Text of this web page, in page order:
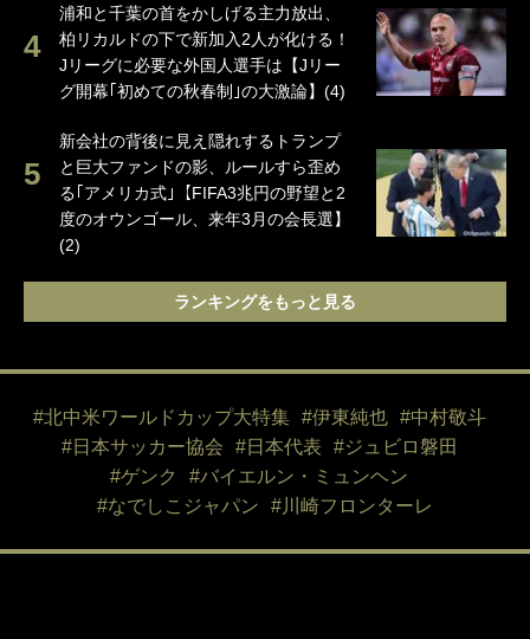
浦和と千葉の首をかしげる主力放出、
柏リカルドの下で新加入2人が化ける！
Jリーグに必要な外国人選手は【Jリー
グ開幕｢初めての秋春制｣の大激論】(4)
新会社の背後に見え隠れするトランプ
と巨大ファンドの影、ルールすら歪め
る｢アメリカ式｣【FIFA3兆円の野望と2
度のオウンゴール、来年3月の会長選】
(2)
ランキングをもっと見る
#北中米ワールドカップ大特集 #伊東純也
#中村敬斗
#日本サッカー協会
#日本代表
#ジュビロ磐田
#ゲンク
#バイエルン・ミュンヘン
#なでしこジャパン
#川崎フロンターレ